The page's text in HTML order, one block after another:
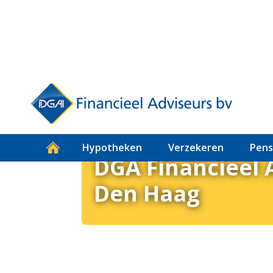
Hypotheken Verzekeren
Voordelige
DGA Financieel
Den Haag